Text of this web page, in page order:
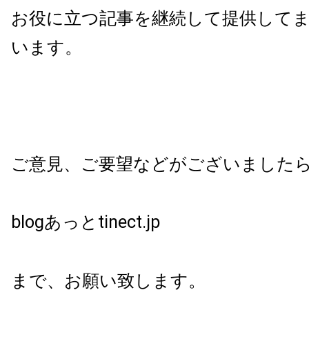
お役に立つ記事を継続して提供して
います。
ご意見、ご要望などがございました
blogあっとtinect.jp
まで、お願い致します。